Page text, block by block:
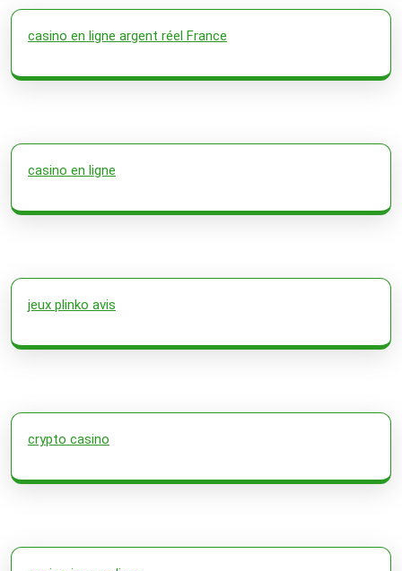
casino en ligne argent réel France
casino en ligne
jeux plinko avis
crypto casino